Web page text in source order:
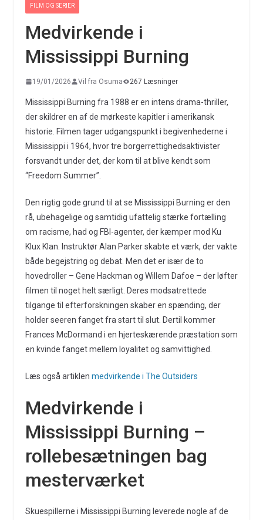
FILM OG SERIER
Medvirkende i
Mississippi Burning
19/01/2026 Vil fra Osuma 267 Læsninger
Mississippi Burning fra 1988 er en intens drama-thriller,
der skildrer en af de mørkeste kapitler i amerikansk
historie. Filmen tager udgangspunkt i begivenhederne i
Mississippi i 1964, hvor tre borgerrettighedsaktivister
forsvandt under det, der kom til at blive kendt som
“Freedom Summer”.
Den rigtig gode grund til at se Mississippi Burning er den
rå, ubehagelige og samtidig ufattelig stærke fortælling
om racisme, had og FBI-agenter, der kæmper mod Ku
Klux Klan. Instruktør Alan Parker skabte et værk, der vakte
både begejstring og debat. Men det er især de to
hovedroller – Gene Hackman og Willem Dafoe – der løfter
filmen til noget helt særligt. Deres modsatrettede
tilgange til efterforskningen skaber en spænding, der
holder seeren fanget fra start til slut. Dertil kommer
Frances McDormand i en hjerteskærende præstation som
en kvinde fanget mellem loyalitet og samvittighed.
Læs også artiklen medvirkende i The Outsiders
Medvirkende i
Mississippi Burning –
rollebesætningen bag
mesterværket
Skuespillerne i Mississippi Burning leverede nogle af de